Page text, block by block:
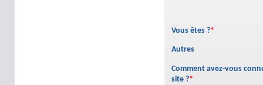
Vous êtes ?*
Autres
Comment avez-vous
site ?*